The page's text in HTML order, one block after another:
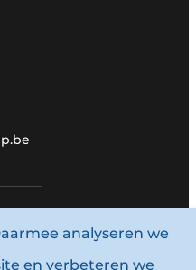
analyseren we
en verbeteren we